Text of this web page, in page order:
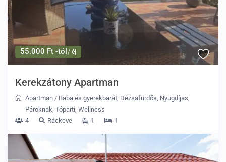
55.000 Ft -tól / éj
Kerekzátony Apartman
Apartman / Baba és gyerekbarát Dézsafürdős Nyugdíjas
Pároknak ,Tóparti ,Wellness
4
Ráckeve 1 1